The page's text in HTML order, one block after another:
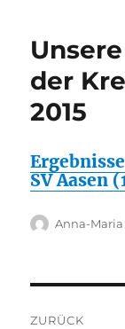
der
2015
SV Aasen
Autor
Anna-
ZURÜCK